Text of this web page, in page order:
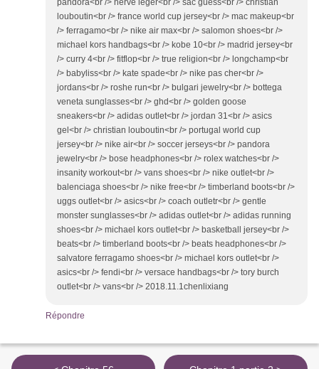
pandora<br /> herve leger<br /> sac guess<br /> christian
louboutin<br /> france world cup jersey<br /> mac makeup<br
/> ferragamo<br /> nike air max<br /> salomon shoes<br />
michael kors handbags<br /> kobe 10<br /> madrid jersey<br
/> curry 4<br /> fitflop<br /> true religion<br /> longchamp<br
/> babyliss<br /> kate spade<br /> nike pas cher<br />
jordans<br /> roshe run<br /> bulgari jewelry<br /> bottega
veneta sunglasses<br /> ghd<br /> golden goose
sneakers<br /> adidas outlet<br /> jordan 31<br /> asics
gel<br /> christian louboutin<br /> portugal world cup
jersey<br /> nike air<br /> soccer jerseys<br /> pandora
jewelry<br /> bose headphones<br /> rolex watches<br />
insanity workout<br /> vans shoes<br /> nike outlet<br />
balenciaga shoes<br /> nike free<br /> timberland boots<br />
uggs outlet<br /> asics<br /> coach outletr<br /> gentle
monster sunglasses<br /> adidas outlet<br /> adidas running
shoes<br /> michael kors outlet<br /> basketball jersey<br />
beats<br /> timberland boots<br /> beats headphones<br />
salvatore ferragamo shoes<br /> michael kors outlet<br />
asics<br /> fendi<br /> versace handbags<br /> tory burch
outlet<br /> vans<br /> 2018.11.1chenlixiang
Répondre